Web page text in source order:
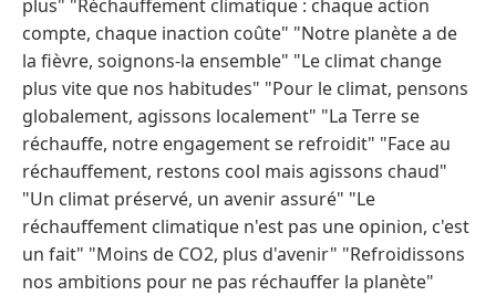
plus" "Réchauffement climatique : chaque action
compte, chaque inaction coûte" "Notre planète a de
la fièvre, soignons-la ensemble" "Le climat change
plus vite que nos habitudes" "Pour le climat, pensons
globalement, agissons localement" "La Terre se
réchauffe, notre engagement se refroidit" "Face au
réchauffement, restons cool mais agissons chaud"
"Un climat préservé, un avenir assuré" "Le
réchauffement climatique n'est pas une opinion, c'est
un fait" "Moins de CO2, plus d'avenir" "Refroidissons
nos ambitions pour ne pas réchauffer la planète"